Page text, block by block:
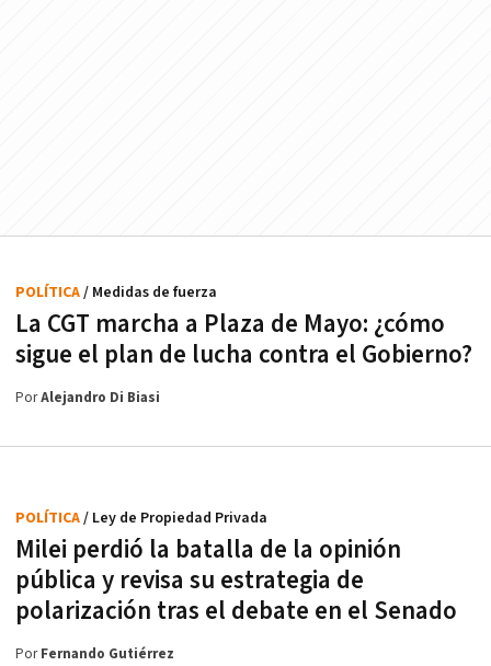
La CGT marcha a Plaza de Mayo: ¿cómo
sigue el plan de lucha contra el Gobierno?
POLÍTICA/ Medidas de fuerza
PorAlejandro Di Biasi
Milei perdió la batalla de la opinión
pública y revisa su estrategia de
polarización tras el debate en el Senado
POLÍTICA/ Ley de Propiedad Privada
PorFernando Gutiérrez